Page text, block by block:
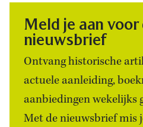
Meld je aan voor
nieuwsbrief
Ontvang historische
actuele aanleiding,
aanbiedingen wekelijks
Met de nieuwsbrief mis